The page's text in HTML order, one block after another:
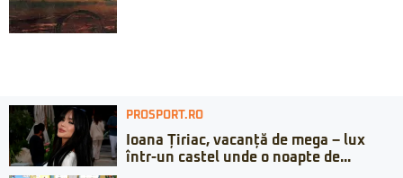
PROSPORT.RO
Ioana Țiriac, vacanță de mega – lux
într-un castel unde o noapte de...